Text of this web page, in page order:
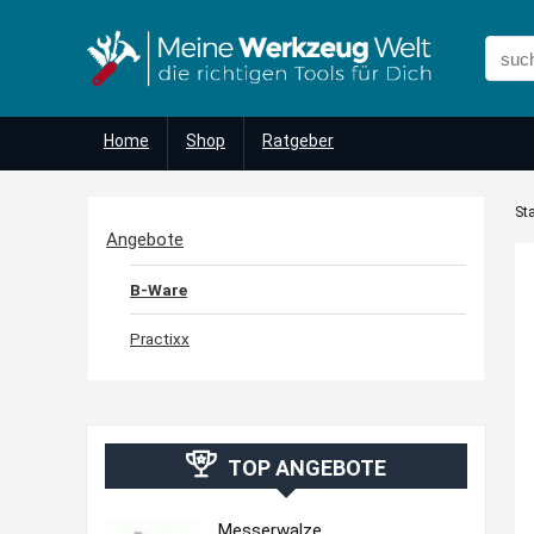
Home Shop Ratgeber
Angebote
B-Ware
Practixx
TOP ANGEBOTE